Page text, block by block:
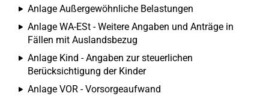
Anlage Außergewöhnliche Belastungen
Anlage WA-ESt - Weitere Angaben und Anträge in
Fällen mit Auslandsbezug
Anlage Kind - Angaben zur steuerlichen
Berücksichtigung der Kinder
Anlage VOR - Vorsorgeaufwand